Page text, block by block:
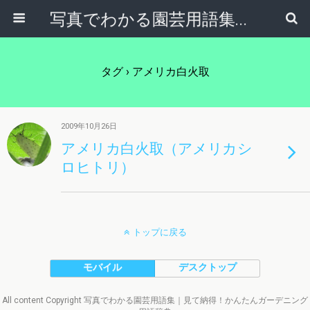
写真でわかる園芸用語集｜見て納得！かんたんガーデニング用語辞典
タグ › アメリカ白火取
2009年10月26日
アメリカ白火取（アメリカシ
ロヒトリ）
トップに戻る
モバイル デスクトップ
All content Copyright 写真でわかる園芸用語集｜見て納得！かんたんガーデニング